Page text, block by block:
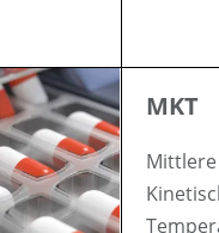
MKT
Mittlere